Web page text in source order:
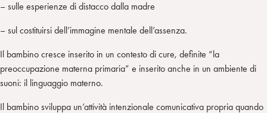
– sulle esperienze di distacco dalla madre
– sul costituirsi dell’immagine mentale dell’assenza.
Il bambino cresce inserito in un contesto di cure, definite “la
preoccupazione materna primaria” e inserito anche in un ambiente di
suoni: il linguaggio materno.
Il bambino sviluppa un’attività intenzionale comunicativa propria quando